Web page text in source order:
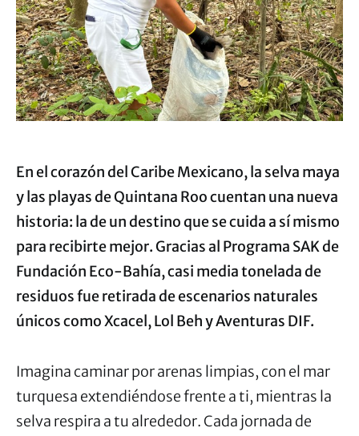
En el corazón del Caribe Mexicano, la selva maya
y las playas de Quintana Roo cuentan una nueva
historia: la de un destino que se cuida a sí mismo
para recibirte mejor. Gracias al Programa SAK de
Fundación Eco-Bahía, casi media tonelada de
residuos fue retirada de escenarios naturales
únicos como Xcacel, Lol Beh y Aventuras DIF.
Imagina caminar por arenas limpias, con el mar
turquesa extendiéndose frente a ti, mientras la
selva respira a tu alrededor. Cada jornada de